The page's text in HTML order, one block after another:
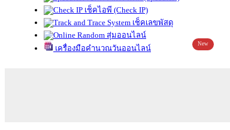
เช็คไอพี (Check IP)
เช็คเลขพัสดุ
สุ่มออนไลน์
เครื่องมือคำนวณวันออนไลน์
New